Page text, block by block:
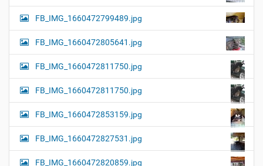
FB_IMG_1660472799489.jpg
FB_IMG_1660472805641.jpg
FB_IMG_1660472811750.jpg
FB_IMG_1660472811750.jpg
FB_IMG_1660472853159.jpg
FB_IMG_1660472827531.jpg
FB_IMG_1660472820859.jpg